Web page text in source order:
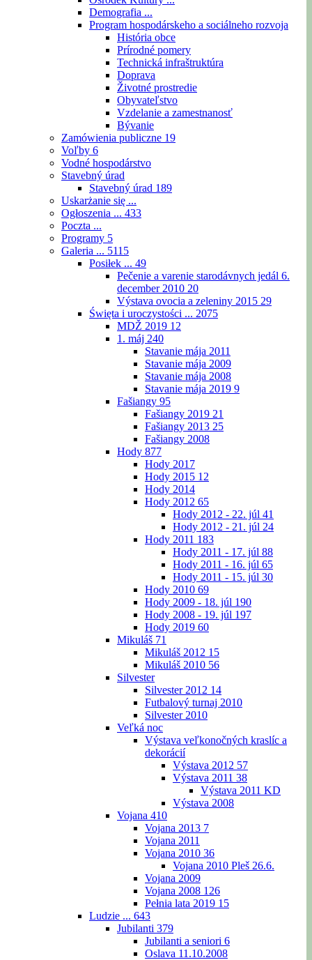
Demografia ...
Program hospodárskeho a sociálneho rozvoja
História obce
Prírodné pomery
Technická infraštruktúra
Doprava
Životné prostredie
Obyvateľstvo
Vzdelanie a zamestnanosť
Bývanie
Zamówienia publiczne 19
Voľby 6
Vodné hospodárstvo
Stavebný úrad
Stavebný úrad 189
Uskarżanie się ...
Ogłoszenia ... 433
Poczta ...
Programy 5
Galeria ... 5115
Posiłek ... 49
Pečenie a varenie starodávnych jedál 6.
december 2010 20
Výstava ovocia a zeleniny 2015 29
Święta i uroczystości ... 2075
MDŽ 2019 12
1. máj 240
Stavanie mája 2011
Stavanie mája 2009
Stavanie mája 2008
Stavanie mája 2019 9
Fašiangy 95
Fašiangy 2019 21
Fašiangy 2013 25
Fašiangy 2008
Hody 877
Hody 2017
Hody 2015 12
Hody 2014
Hody 2012 65
Hody 2012 - 22. júl 41
Hody 2012 - 21. júl 24
Hody 2011 183
Hody 2011 - 17. júl 88
Hody 2011 - 16. júl 65
Hody 2011 - 15. júl 30
Hody 2010 69
Hody 2009 - 18. júl 190
Hody 2008 - 19. júl 197
Hody 2019 60
Mikuláš 71
Mikuláš 2012 15
Mikuláš 2010 56
Silvester
Silvester 2012 14
Futbalový turnaj 2010
Silvester 2010
Veľká noc
Výstava veľkonočných kraslíc a
dekorácií
Výstava 2012 57
Výstava 2011 38
Výstava 2011 KD
Výstava 2008
Vojana 410
Vojana 2013 7
Vojana 2011
Vojana 2010 36
Vojana 2010 Pleš 26.6.
Vojana 2009
Vojana 2008 126
Pełnia lata 2019 15
Ludzie ... 643
Jubilanti 379
Jubilanti a seniori 6
Oslava 11.10.2008